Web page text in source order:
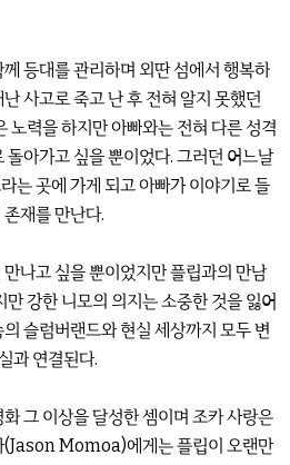
등대를 관리하며 외딴 섬에서 행복하
사고로 죽고 난 후 전혀 알지 못했던
노력을 하지만 아빠와는 전혀 다른 성격
돌아가고 싶을 뿐이었다. 그러던 어느날
는 곳에 가게 되고 아빠가 이야기로 들
재를 만난다.
나고 싶을 뿐이었지만 플립과의 만남
강한 니모의 의지는 소중한 것을 잃어
슬럼버랜드와 현실 세상까지 모두 변
과 연결된다.
그 이상을 달성한 셈이며 조카 사랑은
(Jason Momoa)에게는 플립이 오랜만